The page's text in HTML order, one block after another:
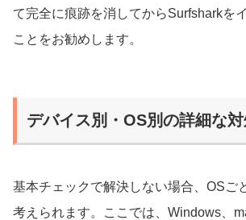
て完全に痕跡を消してからSurfsharkを
ことをお勧めします。
デバイス別・OS別の詳細な
基本チェックで解決しない場合、OSご
考えられます。ここでは、Windows、